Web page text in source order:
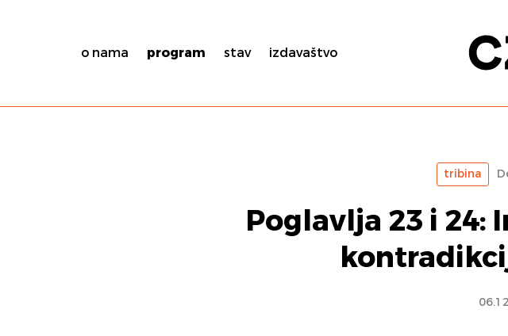
o nama program stav izdavaštvo
tribina
Poglavlja 23 i 24: